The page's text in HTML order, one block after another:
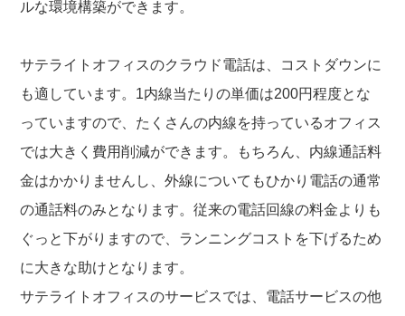
ルな環境構築ができます。
サテライトオフィスのクラウド電話は、コストダウンに
も適しています。1内線当たりの単価は200円程度とな
っていますので、たくさんの内線を持っているオフィス
では大きく費用削減ができます。もちろん、内線通話料
金はかかりませんし、外線についてもひかり電話の通常
の通話料のみとなります。従来の電話回線の料金よりも
ぐっと下がりますので、ランニングコストを下げるため
に大きな助けとなります。
サテライトオフィスのサービスでは、電話サービスの他